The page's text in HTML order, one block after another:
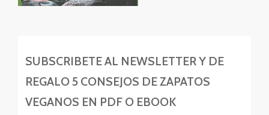
SUBSCRIBETE AL NEWSLETTER Y DE
REGALO 5 CONSEJOS DE ZAPATOS
VEGANOS EN PDF O EBOOK